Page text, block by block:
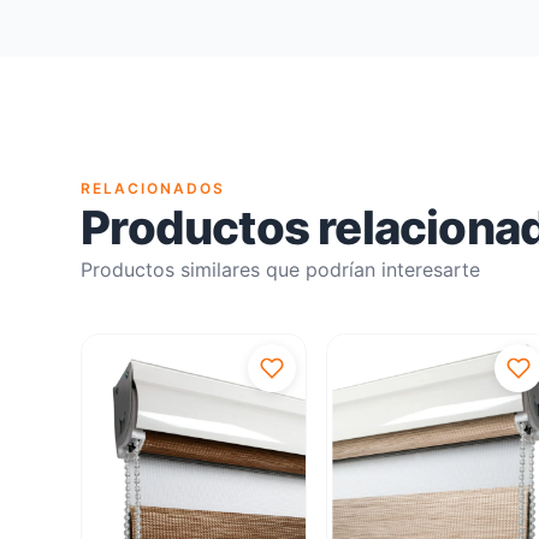
RELACIONADOS
Productos
Productos similares que podrían interesarte